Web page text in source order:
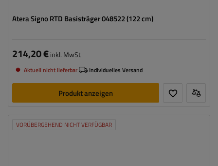
Atera Signo RTD Basisträger 048522 (122 cm)
214,20 €inkl. MwSt
Aktuell nicht lieferbar Individuelles Versand
Produkt anzeigen
VORÜBERGEHEND NICHT VERFÜGBAR